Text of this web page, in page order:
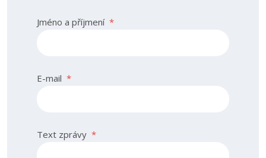
Jméno a příjmení *
E-mail *
Text zprávy *